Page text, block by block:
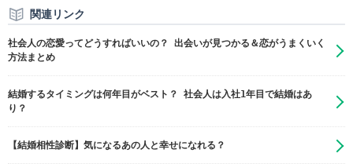
関連リンク
社会人の恋愛ってどうすればいいの？ 出会いが見つかる＆恋がうまくいく
方法まとめ
結婚するタイミングは何年目がベスト？ 社会人は入社1年目で結婚はあ
り？
【結婚相性診断】気になるあの人と幸せになれる？